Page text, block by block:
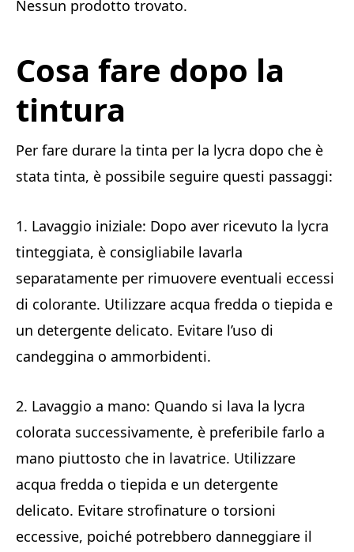
Nessun prodotto trovato.
Cosa fare dopo la
tintura
Per fare durare la tinta per la lycra dopo che è
stata tinta, è possibile seguire questi passaggi:
1. Lavaggio iniziale: Dopo aver ricevuto la lycra
tinteggiata, è consigliabile lavarla
separatamente per rimuovere eventuali eccessi
di colorante. Utilizzare acqua fredda o tiepida e
un detergente delicato. Evitare l’uso di
candeggina o ammorbidenti.
2. Lavaggio a mano: Quando si lava la lycra
colorata successivamente, è preferibile farlo a
mano piuttosto che in lavatrice. Utilizzare
acqua fredda o tiepida e un detergente
delicato. Evitare strofinature o torsioni
eccessive, poiché potrebbero danneggiare il